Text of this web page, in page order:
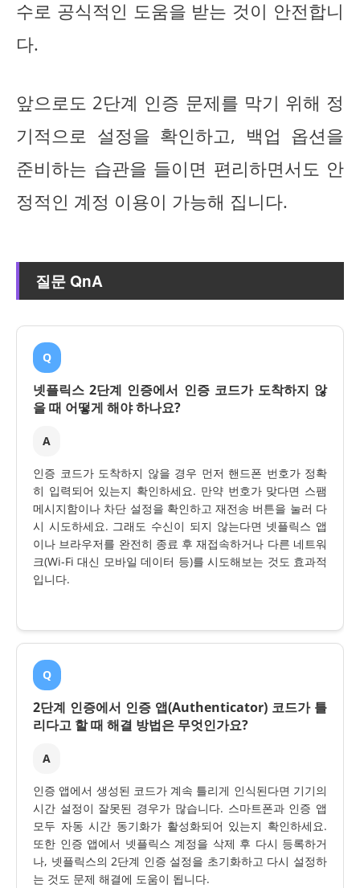
수로 공식적인 도움을 받는 것이 안전합니
다.
앞으로도 2단계 인증 문제를 막기 위해 정
기적으로 설정을 확인하고, 백업 옵션을
준비하는 습관을 들이면 편리하면서도 안
정적인 계정 이용이 가능해 집니다.
질문 QnA
Q
넷플릭스 2단계 인증에서 인증 코드가 도착하지 않
을 때 어떻게 해야 하나요?
A
인증 코드가 도착하지 않을 경우 먼저 핸드폰 번호가 정확
히 입력되어 있는지 확인하세요. 만약 번호가 맞다면 스팸
메시지함이나 차단 설정을 확인하고 재전송 버튼을 눌러 다
시 시도하세요. 그래도 수신이 되지 않는다면 넷플릭스 앱
이나 브라우저를 완전히 종료 후 재접속하거나 다른 네트워
크(Wi-Fi 대신 모바일 데이터 등)를 시도해보는 것도 효과적
입니다.
Q
2단계 인증에서 인증 앱(Authenticator) 코드가 틀
리다고 할 때 해결 방법은 무엇인가요?
A
인증 앱에서 생성된 코드가 계속 틀리게 인식된다면 기기의
시간 설정이 잘못된 경우가 많습니다. 스마트폰과 인증 앱
모두 자동 시간 동기화가 활성화되어 있는지 확인하세요.
또한 인증 앱에서 넷플릭스 계정을 삭제 후 다시 등록하거
나, 넷플릭스의 2단계 인증 설정을 초기화하고 다시 설정하
는 것도 문제 해결에 도움이 됩니다.